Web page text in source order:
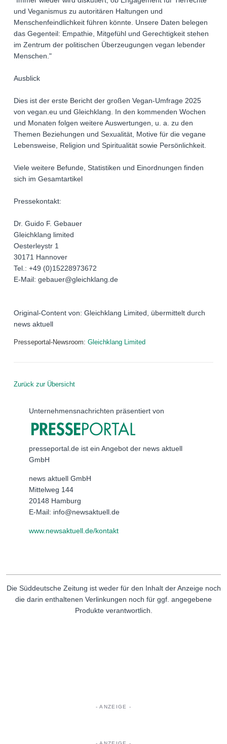
und Veganismus zu autoritären Haltungen und
Menschenfeindlichkeit führen könnte. Unsere Daten belegen
das Gegenteil: Empathie, Mitgefühl und Gerechtigkeit stehen
im Zentrum der politischen Überzeugungen vegan lebender
Menschen."
Ausblick
Dies ist der erste Bericht der großen Vegan-Umfrage 2025
von vegan.eu und Gleichklang. In den kommenden Wochen
und Monaten folgen weitere Auswertungen, u. a. zu den
Themen Beziehungen und Sexualität, Motive für die vegane
Lebensweise, Religion und Spiritualität sowie Persönlichkeit.
Viele weitere Befunde, Statistiken und Einordnungen finden
sich im Gesamtartikel
Pressekontakt:
Dr. Guido F. Gebauer
Gleichklang limited
Oesterleystr 1
30171 Hannover
Tel.: +49 (0)15228973672
E-Mail: gebauer@gleichklang.de
Original-Content von: Gleichklang Limited, übermittelt durch
news aktuell
Presseportal-Newsroom: Gleichklang Limited
Zurück zur Übersicht
Unternehmensnachrichten präsentiert von
presseportal.de ist ein Angebot der news aktuell
GmbH
news aktuell GmbH
Mittelweg 144
20148 Hamburg
E-Mail: info@newsaktuell.de
www.newsaktuell.de/kontakt
Die Süddeutsche Zeitung ist weder für den Inhalt der Anzeige noch
die darin enthaltenen Verlinkungen noch für ggf. angegebene
Produkte verantwortlich.